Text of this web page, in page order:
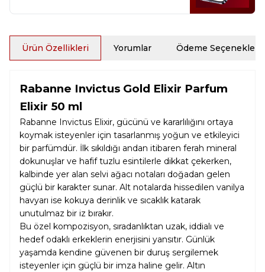
Ürün Özellikleri Yorumlar Ödeme Seçenekleri
Rabanne Invictus Gold Elixir Parfum
Elixir 50 ml
Rabanne Invictus Elixir, gücünü ve kararlılığını ortaya
koymak isteyenler için tasarlanmış yoğun ve etkileyici
bir parfümdür. İlk sıkıldığı andan itibaren ferah mineral
dokunuşlar ve hafif tuzlu esintilerle dikkat çekerken,
kalbinde yer alan selvi ağacı notaları doğadan gelen
güçlü bir karakter sunar. Alt notalarda hissedilen vanilya
havyarı ise kokuya derinlik ve sıcaklık katarak
unutulmaz bir iz bırakır.
Bu özel kompozisyon, sıradanlıktan uzak, iddialı ve
hedef odaklı erkeklerin enerjisini yansıtır. Günlük
yaşamda kendine güvenen bir duruş sergilemek
isteyenler için güçlü bir imza haline gelir. Altın